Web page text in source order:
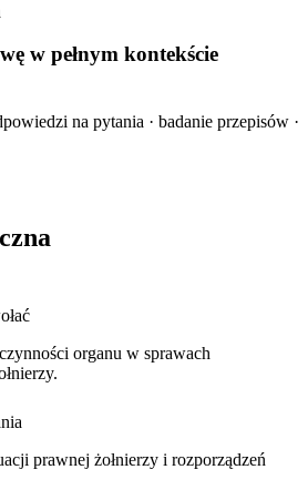
w pełnym kontekście
na pytania · badanie przepisów ·
organu w sprawach
prawnej żołnierzy i rozporządzeń